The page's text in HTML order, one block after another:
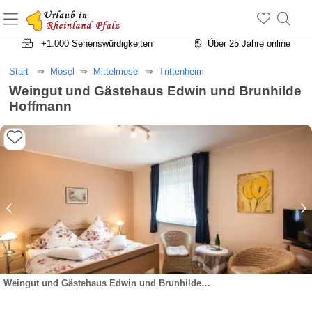
+1.500 Unterkünfte in Rheinland-Pfalz
+1.000 Sehenswürdigkeiten
Über 25 Jahre online
Start Mosel Mittelmosel Trittenheim
Weingut und Gästehaus Edwin und Brunhilde
Hoffmann
Weingut und Gästehaus Edwin und Brunhilde Hoffmann